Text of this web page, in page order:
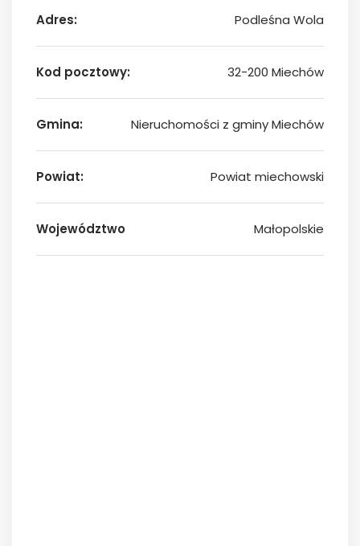
Adres: Podleśna Wola
Kod pocztowy: 32-200 Miechów
Gmina: Nieruchomości z gminy Miechów
Powiat: Powiat miechowski
Województwo Małopolskie